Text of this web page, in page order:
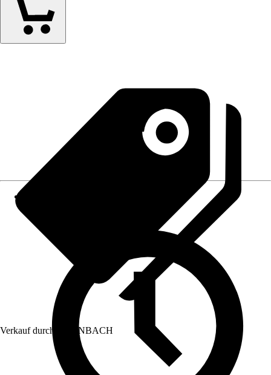
Verkauf durch: HORNBACH